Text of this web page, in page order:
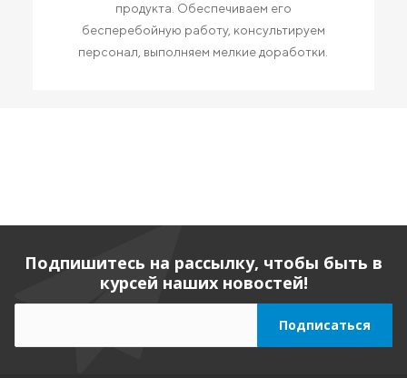
продукта. Обеспечиваем его
бесперебойную работу, консультируем
персонал, выполняем мелкие доработки.
Подпишитесь на рассылку, чтобы быть в
курсей наших новостей!